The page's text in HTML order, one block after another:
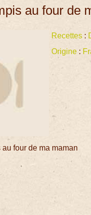
au four de
Recettes :
Origine :
four de ma maman